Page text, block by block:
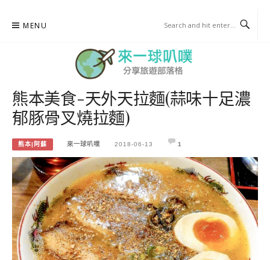
MENU
來一球叭噗
分享日本自助部落格
熊本美食-天外天拉麵(蒜味十足濃
郁豚骨叉燒拉麵)
熊本|阿蘇 來一球叭噗 2018-06-13 1